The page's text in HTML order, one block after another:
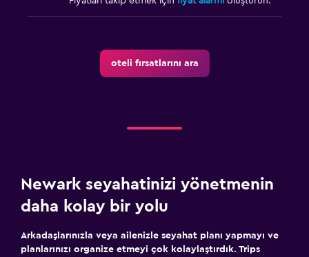
oteli fırsatlarını ara
Newark seyahatinizi yönetmenin
daha kolay bir yolu
Arkadaşlarınızla veya ailenizle seyahat planı yapmayı ve
planlarınızı organize etmeyi çok kolaylaştırdık. Trips